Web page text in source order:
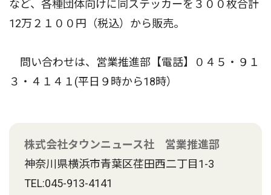
など、各種団体向けに同ステッカーを３００枚合計
12万２１００円（税込）から販売。
問い合わせは、営業推進部【電話】０４５・９１
３・４１４１(平日９時から18時）
株式会社タウンニュース社 営業推進部
神奈川県横浜市青葉区荏田西二丁目1-3
TEL:045-913-4141